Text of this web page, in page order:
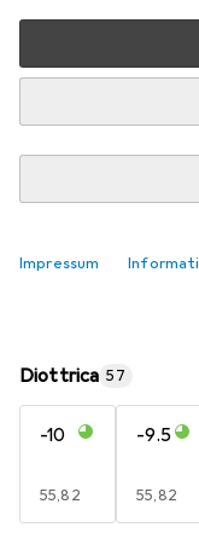
Impressum
Consegna tra
Più di 10 pezzi
Diottrica 57
-10
EUR
55,82
-9.5
EUR
55,82